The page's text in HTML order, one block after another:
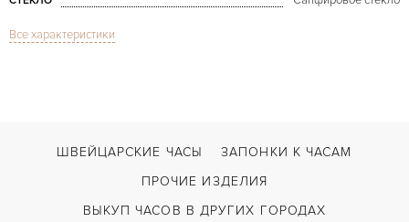
МОДЕЛЬ
Застежка с помощью шипа
Все характеристики
ШВЕЙЦАРСКИЕ ЧАСЫ
ЗАПОНКИ К ЧАСАМ
ПРОЧИЕ ИЗДЕЛИЯ
ВЫКУП ЧАСОВ В ДРУГИХ ГОРОДАХ